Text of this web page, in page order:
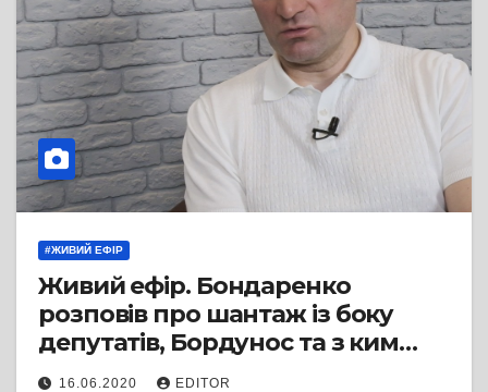
#ЖИВИЙ ЕФІР
Живий ефір. Бондаренко
розповів про шантаж із боку
депутатів, Бордунос та з ким
піде на вибори
16.06.2020 EDITOR